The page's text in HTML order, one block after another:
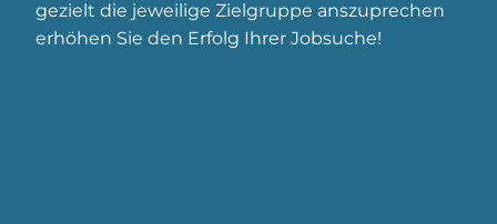
gezielt die jeweilige Zielgruppe anszuprechen
erhöhen Sie den Erfolg Ihrer Jobsuche!